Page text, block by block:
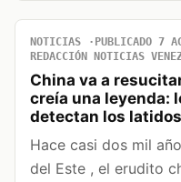
NOTICIAS PUBLICADO 7
REDACCIÓN NOTICIAS
China va a
creía una leyenda:
detectan los
Hace casi dos mil
del Este , el erudito